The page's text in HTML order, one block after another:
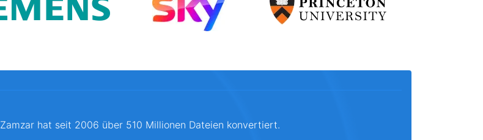
Zamzar hat seit 2006 über 510 Millionen Dateien konvertiert.